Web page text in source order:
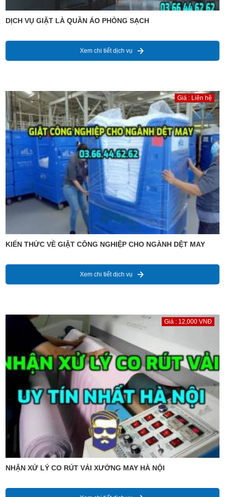
DỊCH VỤ GIẶT LÀ QUẦN ÁO PHÒNG SẠCH
Xem chi tiết dịch vụ
Giá : Liên hệ
KIẾN THỨC VỀ GIẶT CÔNG NGHIỆP CHO NGÀNH DỆT MAY
Xem chi tiết dịch vụ
Giá : 12,000 VNĐ
NHẬN XỬ LÝ CO RÚT VẢI XƯỞNG MAY HÀ NỘI